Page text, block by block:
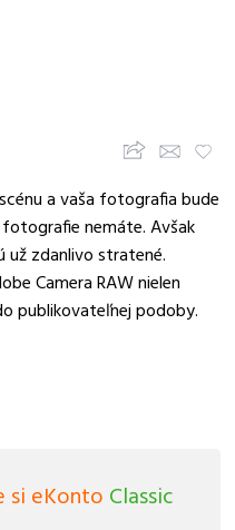
Upozorni priateľov
Pridaj k obľúbeným
a vaša fotografia bude
nemáte. Avšak
zdanlivo stratené.
Camera RAW nielen
publikovateľnej podoby.
si eKonto Classic